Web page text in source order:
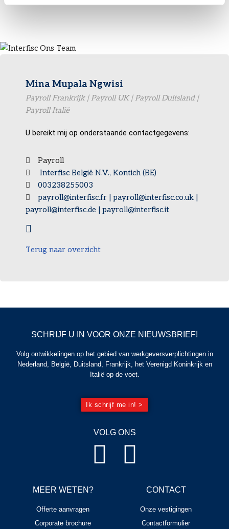
Mina Mupala Ngwisi
Payroll Frankrijk | Payroll UK | Payroll Duitsland |
Payroll Italië
U bereikt mij op onderstaande contactgegevens:
Payroll
Interfisc België N.V., Kontich (BE)
003238255003
payroll@interfisc.fr | payroll@interfisc.co.uk |
payroll@interfisc.de | payroll@interfisc.it
Terug naar overzicht
CONTACT
Onze vestigingen
Contactformulier
MEER WETEN?
Offerte aanvragen
Corporate brochure
VOLG ONS
SCHRIJF U IN VOOR ONZE NIEUWSBRIEF!
Volg ontwikkelingen op het gebied van werkgeversverplichtingen in
Nederland, België, Duitsland, Frankrijk, het Verenigd Koninkrijk en
Italië op de voet.
Ik schrijf me in! >